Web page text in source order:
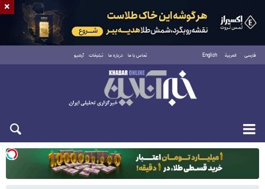
فارسی العربية English تماس با ما درباره ما تبلیغات آرشیو
دوشنبه ۱۹ مرداد ۱۴۰۵
×